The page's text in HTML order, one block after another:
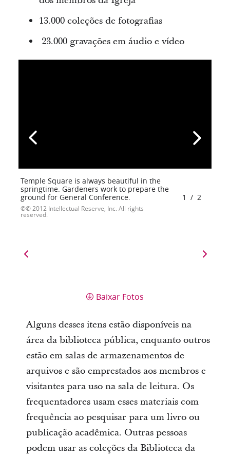
13.000 coleções de fotografias
23.000 gravações em áudio e vídeo
Temple Square is always beautiful in the
springtime. Gardeners work to prepare the
ground for General Conference.
© 2012 Intellectual Reserve, Inc. All rights
reserved.
1 / 2
Baixar Fotos
Alguns desses itens estão disponíveis na
área da biblioteca pública, enquanto outros
estão em salas de armazenamentos de
arquivos e são emprestados aos membros e
visitantes para uso na sala de leitura. Os
frequentadores usam esses materiais com
frequência ao pesquisar para um livro ou
publicação acadêmica. Outras pessoas
podem usar as coleções da Biblioteca da